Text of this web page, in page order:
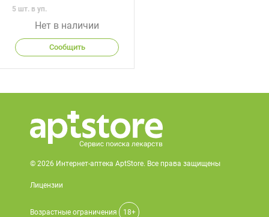
5 шт. в уп.
Нет в наличии
Сообщить
© 2026 Интернет-аптека AptStore. Все права защищены
Лицензии
Возрастные ограничения 18+